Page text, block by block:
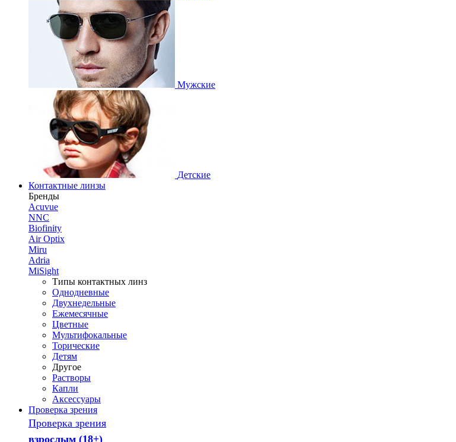
Мужские
Детские
Контактные линзы
Бренды
Acuvue
NNC
Biofinity
Air Optix
Miru
Adria
MiSight
Типы контактных линз
Однодневные
Двухнедельные
Ежемесячные
Цветные
Мультифокальные
Торические
Детям
Другое
Растворы
Капли
Аксессуары
Проверка зрения
Проверка зрения
взрослым (18+)